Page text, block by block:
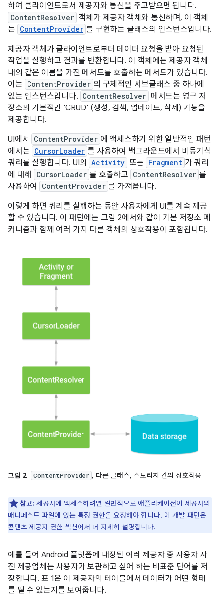
하여 클라이언트로서 제공자와 통신을 주고받으면 됩니다.
ContentResolver 객체가 제공자 객체와 통신하며, 이 객체
는 ContentProvider 를 구현하는 클래스의 인스턴스입니다.
제공자 객체가 클라이언트로부터 데이터 요청을 받아 요청된
작업을 실행하고 결과를 반환합니다. 이 객체에는 제공자 객체
내의 같은 이름을 가진 메서드를 호출하는 메서드가 있습니다.
이는 ContentProvider 의 구체적인 서브클래스 중 하나에
있는 인스턴스입니다. ContentResolver 메서드는 영구 저
장소의 기본적인 'CRUD' (생성, 검색, 업데이트, 삭제) 기능을
제공합니다.
UI에서
ContentProvider 에 액세스하기 위한 일반적인 패턴
에서는 CursorLoader 를 사용하여 백그라운드에서 비동기식
쿼리를 실행합니다. UI의
Activity 또는 Fragment 가 쿼리
에 대해
CursorLoader 를 호출하고 ContentResolver 를
사용하여
ContentProvider 를 가져옵니다.
이렇게 하면 쿼리를 실행하는 동안 사용자에게 UI를 계속 제공
할 수 있습니다. 이 패턴에는 그림 2에서와 같이 기본 저장소 메
커니즘과 함께 여러 가지 다른 객체의 상호작용이 포함됩니다.
그림 2. ContentProvider , 다른 클래스, 스토리지 간의 상호작용
참고: 제공자에 액세스하려면 일반적으로 애플리케이션이 제공자의
매니페스트 파일에 있는 특정 권한을 요청해야 합니다. 이 개발 패턴은
콘텐츠 제공자 권한 섹션에서 더 자세히 설명합니다.
예를 들어 Android 플랫폼에 내장된 여러 제공자 중 사용자 사
전 제공업체는 사용자가 보관하고 싶어 하는 비표준 단어를 저
장합니다. 표 1은 이 제공자의 테이블에서 데이터가 어떤 형태
를 띨 수 있는지를 보여줍니다.